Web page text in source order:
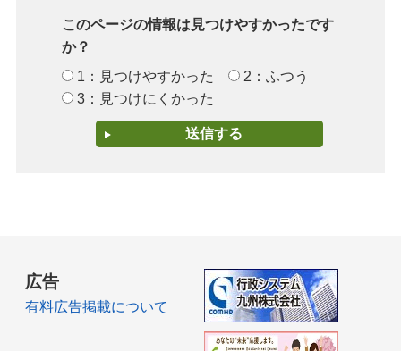
このページの情報は見つけやすかったです
か？
1：見つけやすかった
2：ふつう
3：見つけにくかった
広告
有料広告掲載について